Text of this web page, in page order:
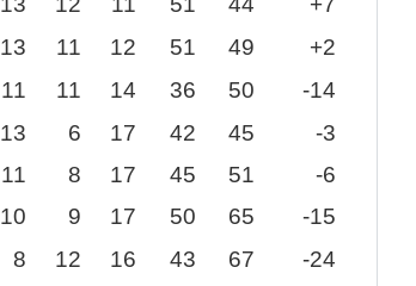
13 11 12 51 49
+2
11 11 14 36 50
-14
13 6 17 42 45
-3
11 8 17 45 51
-6
10 9 17 50 65
-15
8 12 16 43 67
-24